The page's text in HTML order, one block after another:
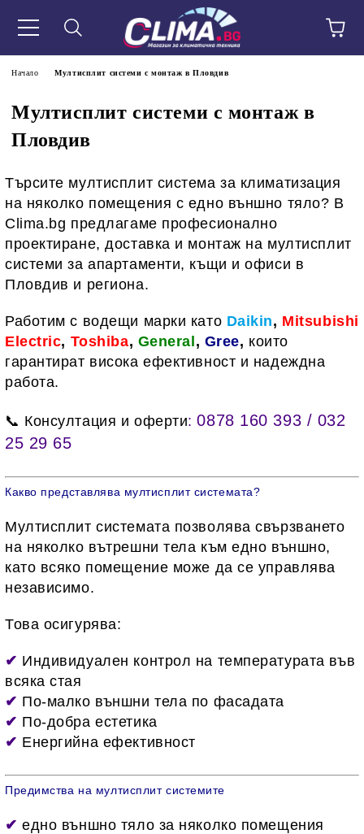
Начало Мултисплит системи с монтаж в Пловдив
Мултисплит системи с монтаж в
Пловдив
Търсите мултисплит система за климатизация
на няколко помещения с едно външно тяло? В
Clima.bg предлагаме професионално
проектиране, доставка и монтаж на мултисплит
системи за апартаменти, къщи и офиси в
Пловдив и региона.
Работим с водещи марки като Daikin, Mitsubishi
Electric, Toshiba, General , Gree, които
гарантират висока ефективност и надеждна
работа.
📞 Консултация и оферти: 0878 160 393 / 032
25 29 65
Какво представлява мултисплит системата?
Мултисплит системата позволява свързването
на няколко вътрешни тела към едно външно,
като всяко помещение може да се управлява
независимо.
Това осигурява:
✔ Индивидуален контрол на температурата във
всяка стая
✔ По-малко външни тела по фасадата
✔ По-добра естетика
✔ Енергийна ефективност
Предимства на мултисплит системите
✔ едно външно тяло за няколко помещения